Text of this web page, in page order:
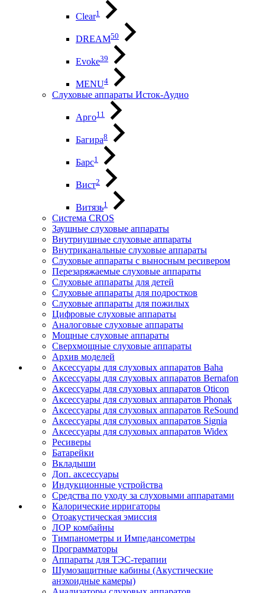
Clear1
DREAM50
Evoke39
MENU4
Слуховые аппараты Исток-Аудио
Арго11
Багира8
Барс1
Вист2
Витязь1
Система CROS
Заушные слуховые аппараты
Внутриушные слуховые аппараты
Внутриканальные слуховые аппараты
Слуховые аппараты с выносным ресивером
Перезаряжаемые слуховые аппараты
Слуховые аппараты для детей
Слуховые аппараты для подростков
Слуховые аппараты для пожилых
Цифровые слуховые аппараты
Аналоговые слуховые аппараты
Мощные слуховые аппараты
Сверхмощные слуховые аппараты
Архив моделей
Аксессуары для слуховых аппаратов Baha
Аксессуары для слуховых аппаратов Bernafon
Аксессуары для слуховых аппаратов Oticon
Аксессуары для слуховых аппаратов Phonak
Аксессуары для слуховых аппаратов ReSound
Аксессуары для слуховых аппаратов Signia
Аксессуары для слуховых аппаратов Widex
Ресиверы
Батарейки
Вкладыши
Доп. аксессуары
Индукционные устройства
Средства по уходу за слуховыми аппаратами
Калорические ирригаторы
Отоакустическая эмиссия
ЛОР комбайны
Тимпанометры и Импедансометры
Программаторы
Аппараты для ТЭС-терапии
Шумозащитные кабины (Акустические
анэхоидные камеры)